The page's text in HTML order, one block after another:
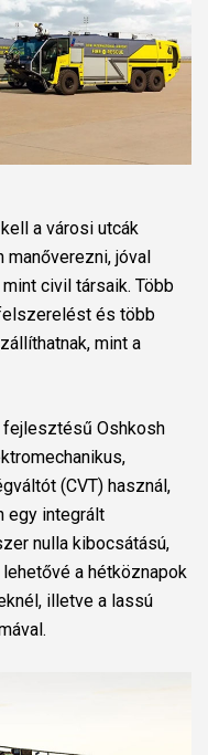
a városi utcák
jóval
civil társaik. Több
és több
mint a
fejlesztésű Oshkosh
(CVT) használ,
egy integrált
nulla kibocsátású,
a hétköznapok
illetve a lassú